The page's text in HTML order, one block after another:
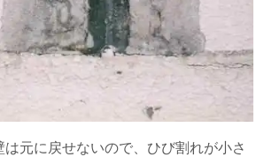
元に戻せないので、ひび割れが小さ